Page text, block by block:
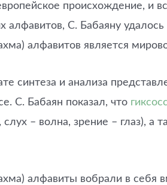
происхождение, и
алфавитов, С. Бабаяну
алфавитов является
синтеза и анализа
С. Бабаян показал, что
– волна, зрение – глаз),
алфавиты вобрали в